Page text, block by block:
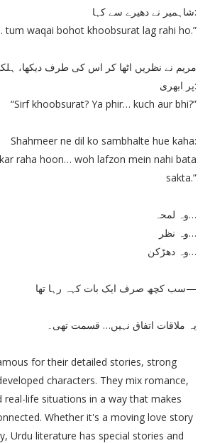
شاہمیر نے دھیرے سے کہا:
tum waqai bohot khoobsurat lag rahi ho.”
مریم نے نظریں اٹھا کر اس کی طرف دیکھا،
پر ابھری:
“Sirf khoobsurat? Ya phir… kuch aur bhi?”
Shahmeer ne dil ko sambhalte hue kaha:
raha hoon… woh lafzon mein nahi bata
sakta.”
وہ لمحہ…
وہ نظر…
وہ دھڑکن…
سب کچھ صرف ایک بات کہہ رہا تھا—
یہ ملاقات اتفاق نہیں… قسمت تھی۔
for their detailed stories, strong
characters. They mix romance,
real-life situations in a way that makes
Whether it's a moving love story
Urdu literature has special stories and